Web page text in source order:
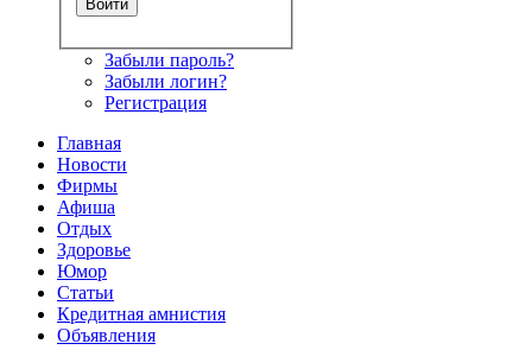
Забыли пароль?
Забыли логин?
Регистрация
Главная
Новости
Фирмы
Афиша
Отдых
Здоровье
Юмор
Статьи
Кредитная амнистия
Объявления